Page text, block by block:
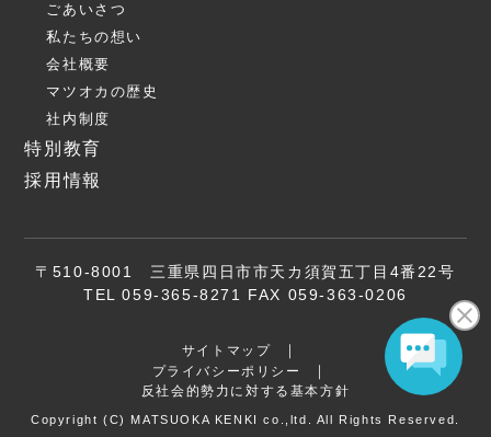
ごあいさつ
私たちの想い
会社概要
マツオカの歴史
社内制度
特別教育
採用情報
〒510-8001 三重県四日市市天カ須賀五丁目4番22号
TEL 059-365-8271 FAX 059-363-0206
サイトマップ
プライバシーポリシー
反社会的勢力に対する基本方針
Copyright (C) MATSUOKA KENKI co.,ltd. All Rights Reserved.